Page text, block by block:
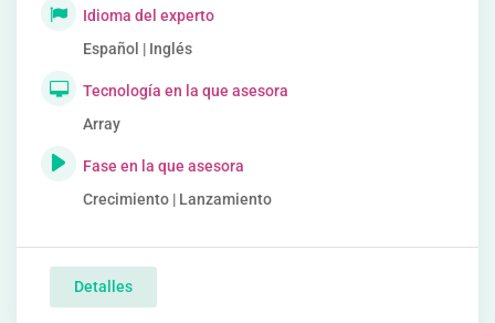
Idioma del experto
Español | Inglés
Tecnología en la que asesora
Array
Fase en la que asesora
Crecimiento | Lanzamiento
Detalles